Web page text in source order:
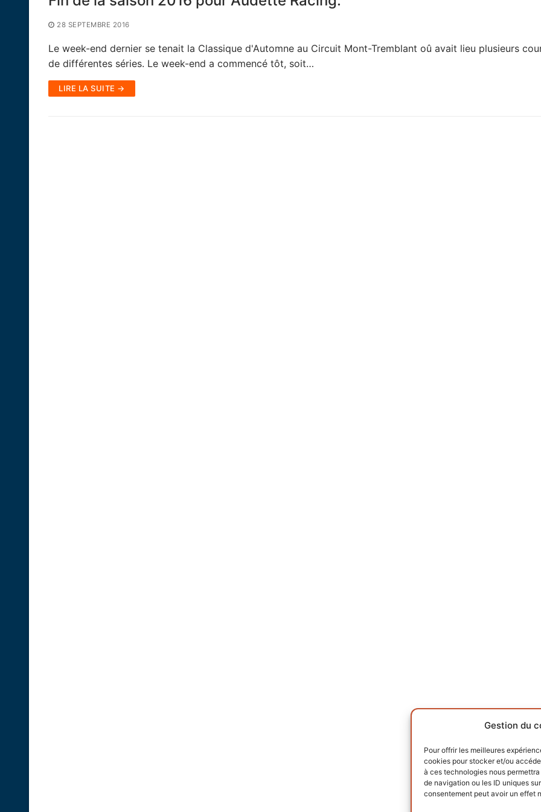
Gestion du
Pour offrir les meilleures
cookies pour stocker et/ou
à ces technologies nous
de navigation ou les ID uniques
consentement peut avoir un effet
28 SEPTEMBRE 2016
Le week-end dernier se tenait la Classique d'Automne au Circuit Mont-Tremblant oû avait lieu plusieurs
de différentes séries. Le week-end a commencé tôt, soit…
LIRE LA SUITE →